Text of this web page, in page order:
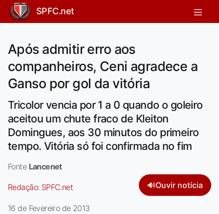
SPFC.net
Após admitir erro aos
companheiros, Ceni agradece a
Ganso por gol da vitória
Tricolor vencia por 1 a 0 quando o goleiro
aceitou um chute fraco de Kleiton
Domingues, aos 30 minutos do primeiro
tempo. Vitória só foi confirmada no fim
Fonte Lancenet
Redação: SPFC.net 🔊Ouvir notícia
16 de Fevereiro de 2013